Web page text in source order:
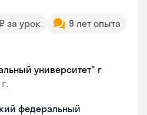
за урок
9 лет опыта
университет" г
федеральный